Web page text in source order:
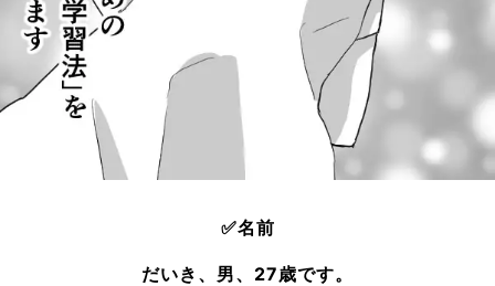
✅名前
だいき、男、27歳です。